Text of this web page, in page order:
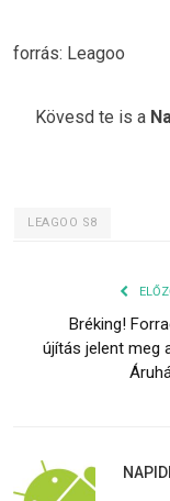
forrás: Leagoo
Kövesd te is a
LEAGOO S8
Bréking!
újítás jelent meg